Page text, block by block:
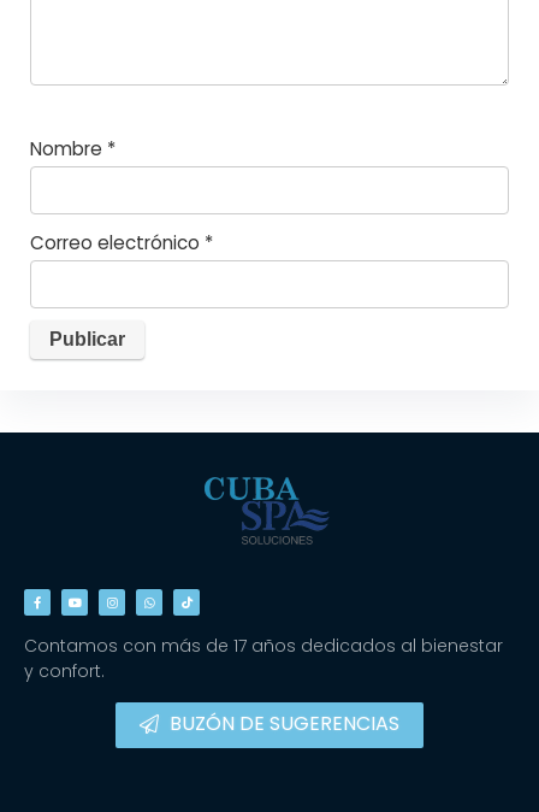
Nombre *
Correo electrónico *
Contamos con más de 17 años dedicados al bienestar
y confort.
BUZÓN DE SUGERENCIAS